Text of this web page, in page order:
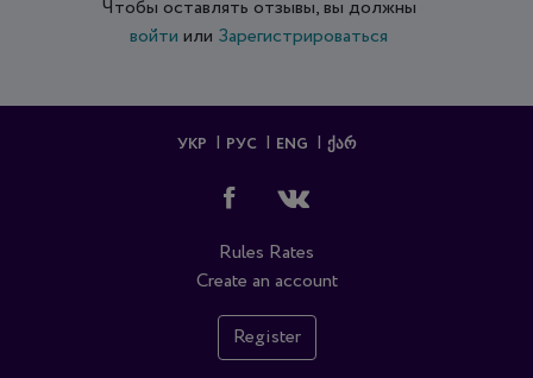
Чтобы оставлять отзывы, вы должны
войти или Зарегистрироваться
УКР РУС ENG ᲥᲐᲠ
Rules Rates
Create an account
Register